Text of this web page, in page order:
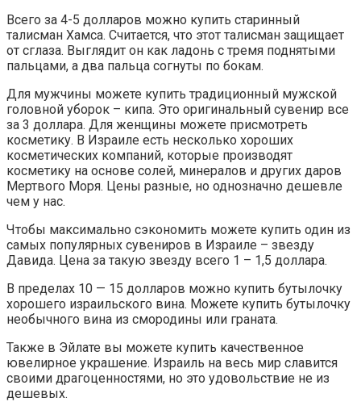
Всего за 4-5 долларов можно купить старинный
талисман Хамса. Считается, что этот талисман защищает
от сглаза. Выглядит он как ладонь с тремя поднятыми
пальцами, а два пальца согнуты по бокам.
Для мужчины можете купить традиционный мужской
головной уборок – кипа. Это оригинальный сувенир все
за 3 доллара. Для женщины можете присмотреть
косметику. В Израиле есть несколько хороших
косметических компаний, которые производят
косметику на основе солей, минералов и других даров
Мертвого Моря. Цены разные, но однозначно дешевле
чем у нас.
Чтобы максимально сэкономить можете купить один из
самых популярных сувениров в Израиле – звезду
Давида. Цена за такую звезду всего 1 – 1,5 доллара.
В пределах 10 — 15 долларов можно купить бутылочку
хорошего израильского вина. Можете купить бутылочку
необычного вина из смородины или граната.
Также в Эйлате вы можете купить качественное
ювелирное украшение. Израиль на весь мир славится
своими драгоценностями, но это удовольствие не из
дешевых.